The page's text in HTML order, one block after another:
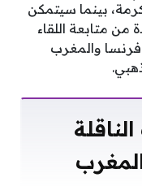
بينما سيتمكن
من متابعة اللقاء
فرنسا والمغرب